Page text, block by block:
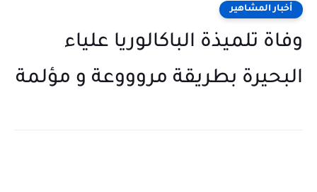
أخبار المشاهير
وفاة تلميذة الباكالوريا علياء
البحيرة بطريقة مروووعة و مؤلمة